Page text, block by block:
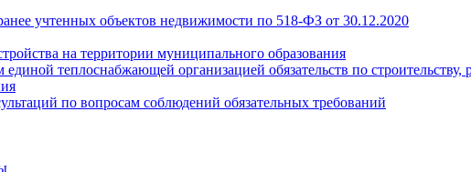
учтенных объектов недвижимости по 518-ФЗ от 30.12.2020
на территории муниципального образования
единой теплоснабжающей организацией обязательств по
по вопросам соблюдений обязательных требований